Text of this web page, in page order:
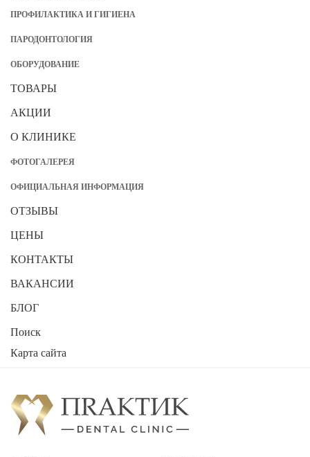
ПРОФИЛАКТИКА И ГИГИЕНА
ПАРОДОНТОЛОГИЯ
ОБОРУДОВАНИЕ
ТОВАРЫ
АКЦИИ
О КЛИНИКЕ
ФОТОГАЛЕРЕЯ
ОФИЦИАЛЬНАЯ ИНФОРМАЦИЯ
ОТЗЫВЫ
ЦЕНЫ
КОНТАКТЫ
ВАКАНСИИ
БЛОГ
Поиск
Карта сайта